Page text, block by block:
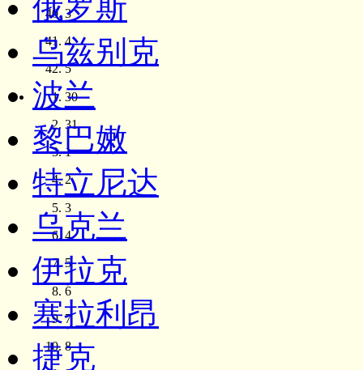
3
4
5
30
31
1
2
3
4
5
6
7
8
俄罗斯
乌兹别克
波兰
黎巴嫩
特立尼达
乌克兰
伊拉克
塞拉利昂
捷克